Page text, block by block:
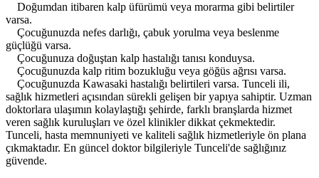
Doğumdan itibaren kalp üfürümü veya morarma gibi belirtiler
varsa.
Çocuğunuzda nefes darlığı, çabuk yorulma veya beslenme
güçlüğü varsa.
Çocuğunuza doğuştan kalp hastalığı tanısı konduysa.
Çocuğunuzda kalp ritim bozukluğu veya göğüs ağrısı varsa.
Çocuğunuzda Kawasaki hastalığı belirtileri varsa. Tunceli ili,
sağlık hizmetleri açısından sürekli gelişen bir yapıya sahiptir. Uzman
doktorlara ulaşımın kolaylaştığı şehirde, farklı branşlarda hizmet
veren sağlık kuruluşları ve özel klinikler dikkat çekmektedir.
Tunceli, hasta memnuniyeti ve kaliteli sağlık hizmetleriyle ön plana
çıkmaktadır. En güncel doktor bilgileriyle Tunceli'de sağlığınız
güvende.